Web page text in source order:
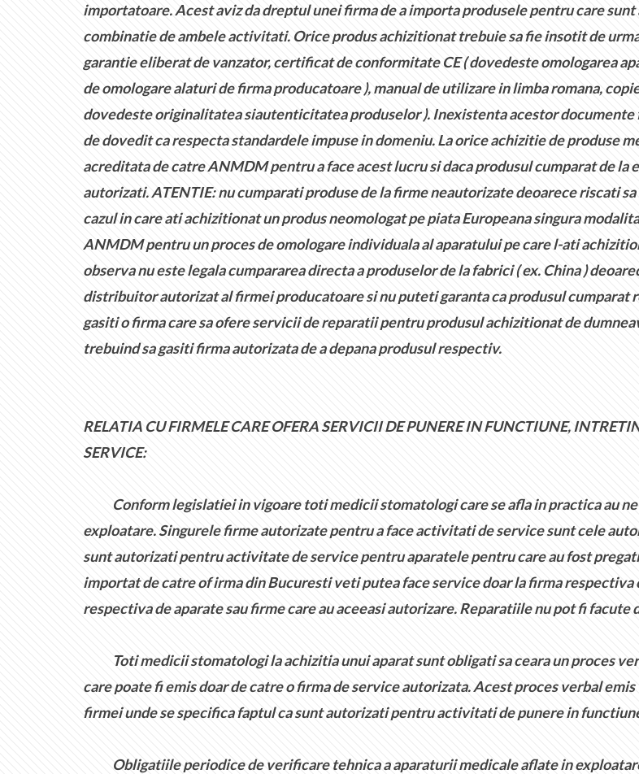
importatoare. Acest aviz da dreptul unei firma de a importa produsele pentru care
combinatie de ambele activitati. Orice produs achizitionat trebuie sa fie insotit de
garantie eliberat de vanzator, certificat de conformitate CE ( dovedeste omologarea
de omologare alaturi de firma producatoare ), manual de utilizare in limba romana,
dovedeste originalitatea siautenticitatea produselor ). Inexistenta acestor documente
de dovedit ca respecta standardele impuse in domeniu. La orice achizitie de produse
acreditata de catre ANMDM pentru a face acest lucru si daca produsul cumparat de la
autorizati. ATENTIE: nu cumparati produse de la firme neautorizate deoarece riscati
cazul in care ati achizitionat un produs neomologat pe piata Europeana singura
ANMDM pentru un proces de omologare individuala al aparatului pe care l-ati
observa nu este legala cumpararea directa a produselor de la fabrici ( ex. China )
distribuitor autorizat al firmei producatoare si nu puteti garanta ca produsul cumparat
gasiti o firma care sa ofere servicii de reparatii pentru produsul achizitionat de
trebuind sa gasiti firma autorizata de a depana produsul respectiv.
RELATIA CU FIRMELE CARE OFERA SERVICII DE PUNERE IN FUNCTIUNE,
SERVICE:
Conform legislatiei in vigoare toti medicii stomatologi care se afla in practica au
exploatare. Singurele firme autorizate pentru a face activitati de service sunt cele
sunt autorizati pentru activitate de service pentru aparatele pentru care au fost
importat de catre of irma din Bucuresti veti putea face service doar la firma respectiva
respectiva de aparate sau firme care au aceeasi autorizare. Reparatiile nu pot fi facute
Toti medicii stomatologi la achizitia unui aparat sunt obligati sa ceara un proces
care poate fi emis doar de catre o firma de service autorizata. Acest proces verbal
firmei unde se specifica faptul ca sunt autorizati pentru activitati de punere in
Obligatiile periodice de verificare tehnica a aparaturii medicale aflate in